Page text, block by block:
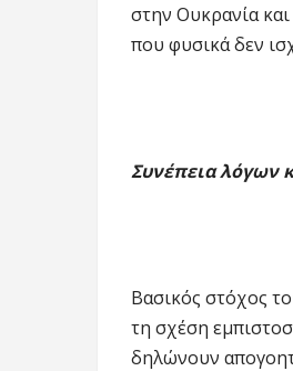
στην Ουκρανία
που φυσικά δεν
Συνέπεια λόγων
Βασικός στόχος
τη σχέση
δηλώνουν